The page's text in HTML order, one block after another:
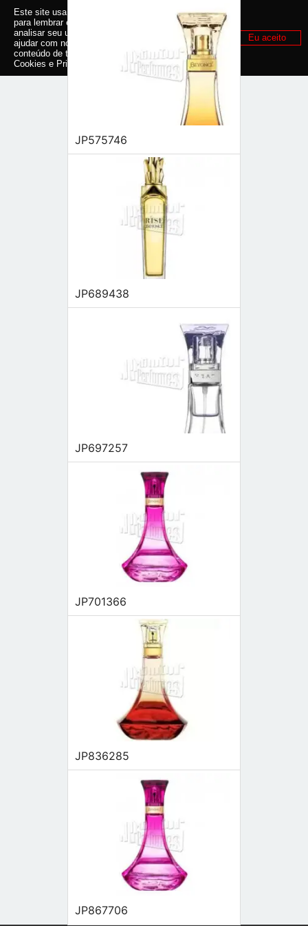
JP575746
JP689438
JP697257
JP701366
JP836285
JP867706
Este site usa cookies e outras tecnologias similares
para lembrar e entender como você usa nosso site,
analisar seu uso de nossos produtos e serviços,
ajudar com nossos esforços de marketing e fornecer
conteúdo de terceiros. Leia mais em
Política de
Cookies e Privacidade
Eu aceito